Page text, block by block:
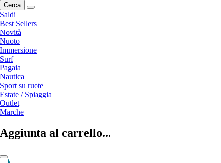
Cerca
Saldi
Best Sellers
Novità
Nuoto
Immersione
Surf
Pagaia
Nautica
Sport su ruote
Estate / Spiaggia
Outlet
Marche
Aggiunta al carrello...